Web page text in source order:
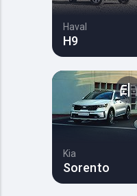
Haval
H9
Kia
Sorento